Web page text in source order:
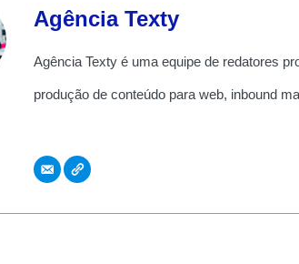
Agência Texty
Agência Texty é uma equipe de redatores
produção de conteúdo para web, inbound